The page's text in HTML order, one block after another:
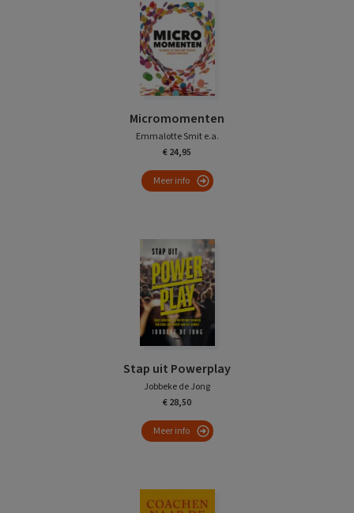
Micromomenten
Emmalotte Smit e.a.
€ 24,95
Meer info
Stap uit Powerplay
Jobbeke de Jong
€ 28,50
Meer info